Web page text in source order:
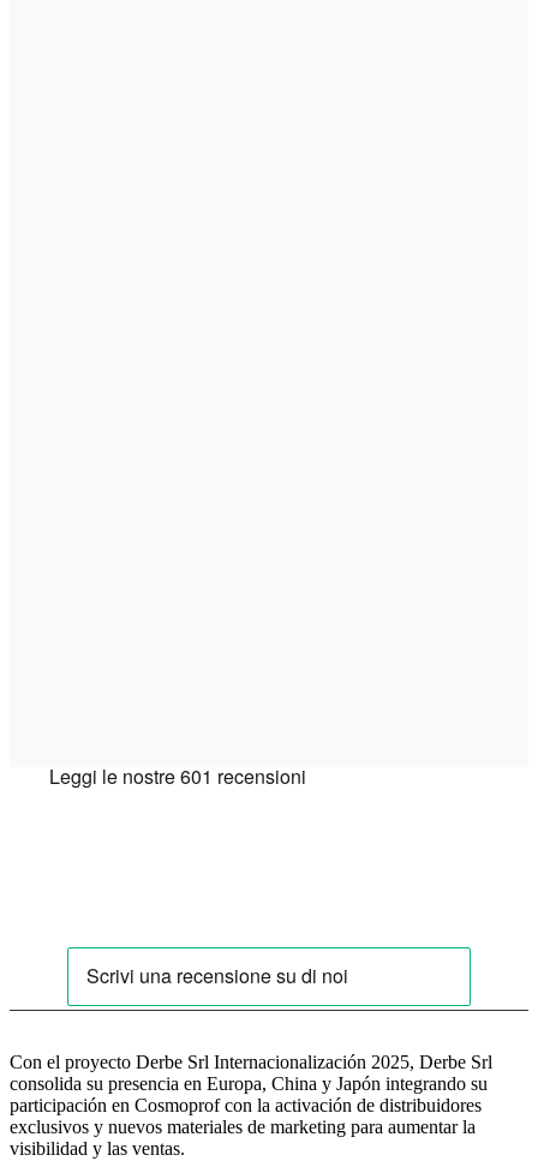
Con el proyecto Derbe Srl Internacionalización 2025, Derbe Srl
consolida su presencia en Europa, China y Japón integrando su
participación en Cosmoprof con la activación de distribuidores
exclusivos y nuevos materiales de marketing para aumentar la
visibilidad y las ventas.